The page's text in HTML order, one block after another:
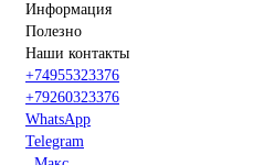
Информация
Полезно
Наши контакты
+74955323376
+79260323376
WhatsApp
Telegram